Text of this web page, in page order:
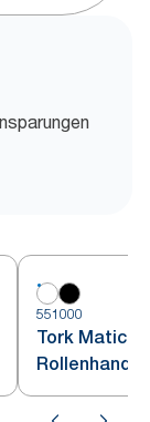
551000
Tork Matic®